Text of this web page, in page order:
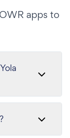
apps to